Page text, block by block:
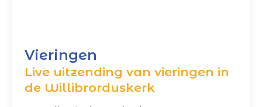
Vieringen
Live uitzending van vieringen in
de Willibrorduskerk